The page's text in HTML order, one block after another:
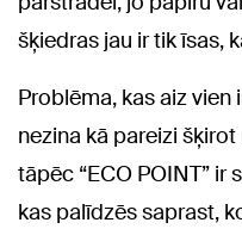
šķiedras jau ir tik īsas,
Problēma, kas aiz vien
nezina kā pareizi
tāpēc “ECO POINT” ir
kas palīdzēs saprast,